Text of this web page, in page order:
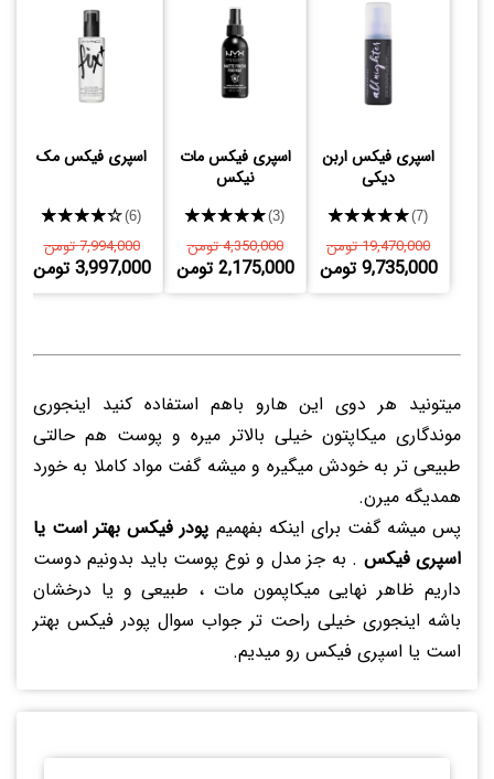
اسپری فیکس اربن
دیکی
★★★★★(7)
19,470,000 تومن
9,735,000 تومن
اسپری فیکس مات
نیکس
★★★★★(3)
4,350,000 تومن
2,175,000 تومن
اسپری فیکس مک
★★★★★(6)
7,994,000 تومن
3,997,000 تومن
میتونید هر دوی این هارو باهم استفاده کنید اینجوری
موندگاری میکاپتون خیلی بالاتر میره و پوست هم حالتی
طبیعی تر به خودش میگیره و میشه گفت مواد کاملا به خورد
همدیگه میرن.
پس میشه گفت برای اینکه بفهمیم پودر فیکس بهتر است یا
اسپری فیکس . به جز مدل و نوع پوست باید بدونیم دوست
داریم ظاهر نهایی میکاپمون مات ، طبیعی و یا درخشان
باشه اینجوری خیلی راحت تر جواب سوال پودر فیکس بهتر
است یا اسپری فیکس رو میدیم.